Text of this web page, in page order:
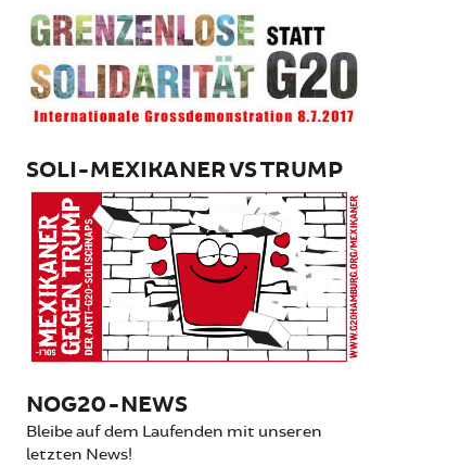
SOLI-MEXIKANER VS TRUMP
NOG20-NEWS
Bleibe auf dem Laufenden mit unseren
letzten News!